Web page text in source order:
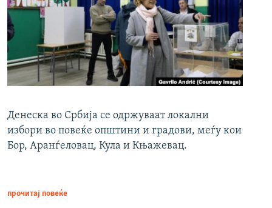
Денеска во Србија се одржуваат локални
избори во повеќе општини и градови, меѓу кои
Бор, Аранѓеловац, Кула и Књажевац.
прочитај повеќе